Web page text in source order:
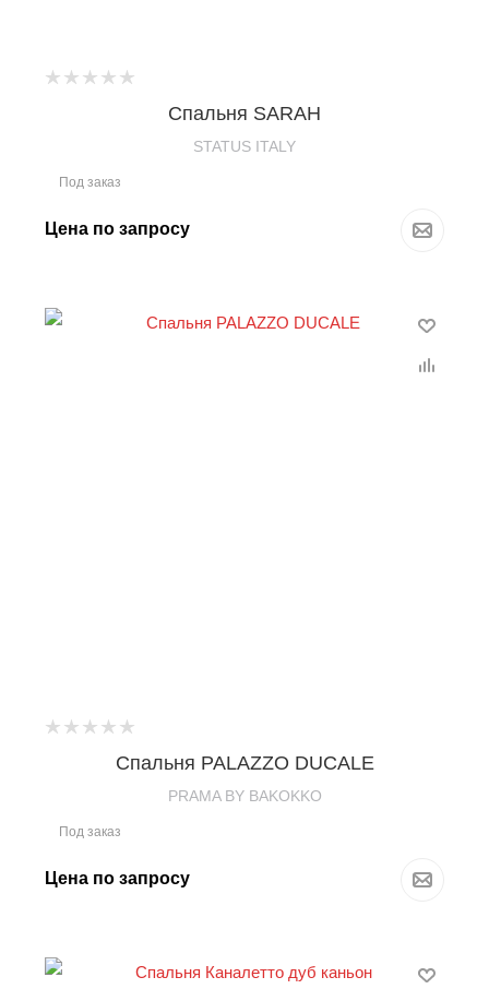
Спальня SARAH
STATUS ITALY
Под заказ
Цена по запросу
Спальня PALAZZO DUCALE
PRAMA BY BAKOKKO
Под заказ
Цена по запросу